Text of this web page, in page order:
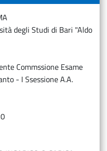
degli Studi di Bari "Aldo
Commssione Esame
- I Ssessione A.A.